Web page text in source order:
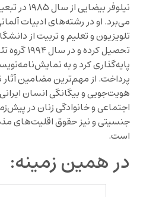
نیلوفر
می‌برد. او در رشته‌های ادبیات
تلویزیون و تعلیم و تربیت از
تحصیل کرده و
پایه‌گذاری کرد و به
پرداخت. از مهم‌ترین مضامین آثار
هویت‌جویی و بیگانگی انسان
اجتماعی و خانوادگی زنان در
جنسیتی و نیز حقوق اقلیت‌های
است.
در همین زمینه: